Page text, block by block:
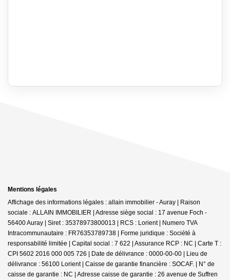
Mentions légales
Affichage des informations légales : allain immobilier - Auray | Raison
sociale : ALLAIN IMMOBILIER | Adresse siège social : 17 avenue Foch -
56400 Auray | Siret : 35378973800013 | RCS : Lorient | Numero TVA
Intracommunautaire : FR76353789738 | Forme juridique : Société à
responsabilité limitée | Capital social : 7 622 | Assurance RCP : NC | Carte T :
CPI 5602 2016 000 005 726 | Date de délivrance : 0000-00-00 | Lieu de
délivrance : 56100 Lorient | Caisse de garantie financière : SOCAF. | N° de
caisse de garantie : NC | Adresse caisse de garantie : 26 avenue de Suffren